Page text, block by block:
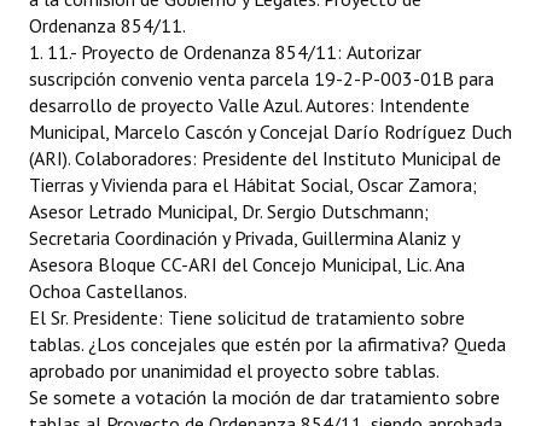
Ordenanza 854/11.
1. 11.- Proyecto de Ordenanza 854/11: Autorizar
suscripción convenio venta parcela 19-2-P-003-01B para
desarrollo de proyecto Valle Azul. Autores: Intendente
Municipal, Marcelo Cascón y Concejal Darío Rodríguez Duch
(ARI). Colaboradores: Presidente del Instituto Municipal de
Tierras y Vivienda para el Hábitat Social, Oscar Zamora;
Asesor Letrado Municipal, Dr. Sergio Dutschmann;
Secretaria Coordinación y Privada, Guillermina Alaniz y
Asesora Bloque CC-ARI del Concejo Municipal, Lic. Ana
Ochoa Castellanos.
El Sr. Presidente: Tiene solicitud de tratamiento sobre
tablas. ¿Los concejales que estén por la afirmativa? Queda
aprobado por unanimidad el proyecto sobre tablas.
Se somete a votación la moción de dar tratamiento sobre